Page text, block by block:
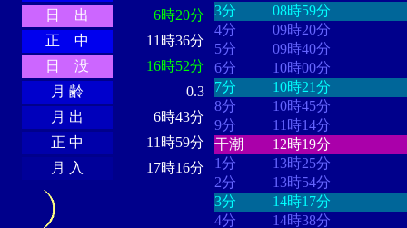
日 出
6時20分
正 中
11時36分
日 没
16時52分
月 齢
0.3
月 出
6時43分
正 中
11時59分
月 入
17時16分
3分
08時59分
4分
09時20分
5分
09時40分
6分
10時00分
7分
10時21分
8分
10時45分
9分
11時14分
干潮
12時19分
1分
13時25分
2分
13時54分
3分
14時17分
4分
14時38分